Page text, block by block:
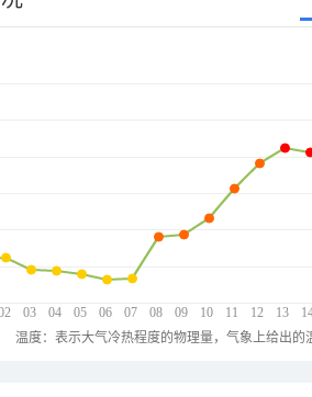
03 04 05 06 07 08 09 10 11 12 13
温度：表示大气冷热程度的物理量，气象上给出